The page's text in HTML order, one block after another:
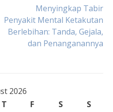
Menyingkap Tabir
Penyakit Mental Ketakutan
Berlebihan: Tanda, Gejala,
dan Penanganannya
2026
T F S
S